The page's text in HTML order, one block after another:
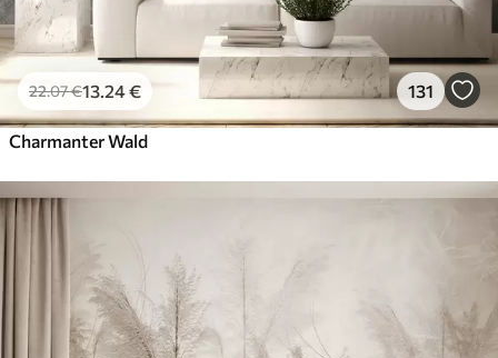
Peel and Stick
81.67 49
22.07€13 .24€ 131
Charmanter Wald